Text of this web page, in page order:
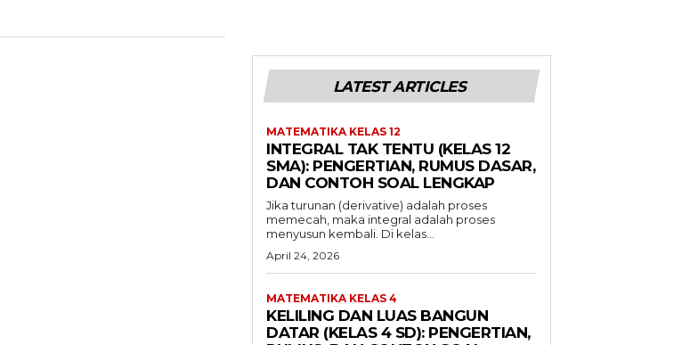
LATEST ARTICLES
MATEMATIKA KELAS 12
INTEGRAL TAK TENTU (KELAS 12
SMA): PENGERTIAN, RUMUS DASAR,
DAN CONTOH SOAL LENGKAP
Jika turunan (derivative) adalah proses
memecah, maka integral adalah proses
menyusun kembali. Di kelas...
April 24, 2026
MATEMATIKA KELAS 4
KELILING DAN LUAS BANGUN
DATAR (KELAS 4 SD): PENGERTIAN,